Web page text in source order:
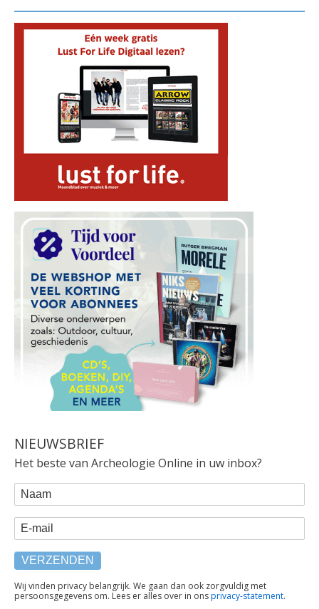
NIEUWSBRIEF
Het beste van Archeologie Online in uw inbox?
WEBFORM
Naam
E-mail
TEKST
ONDER
Wij vinden privacy belangrijk. We gaan dan ook zorgvuldig met
persoonsgegevens om. Lees er alles over in onsprivacy-statement.